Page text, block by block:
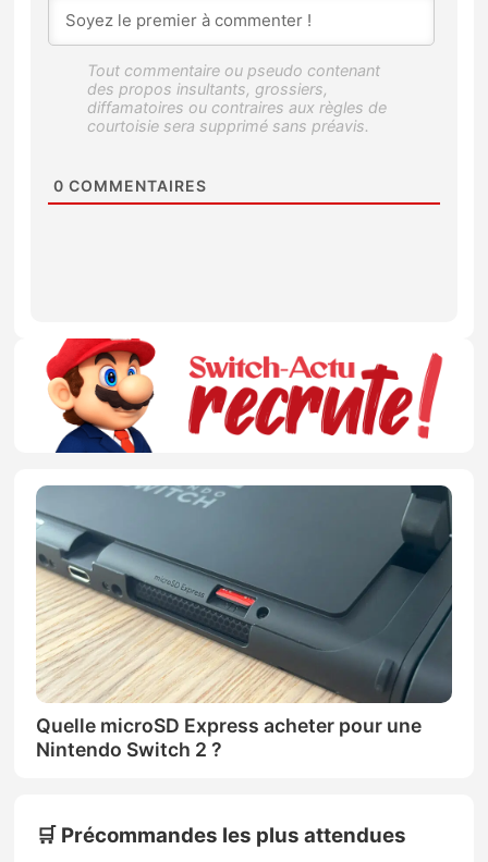
0 COMMENTAIRES
Quelle microSD Express acheter pour une
Nintendo Switch 2 ?
🛒 Précommandes les plus attendues